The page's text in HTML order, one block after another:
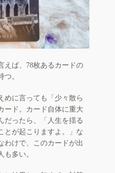
えば、78枚あるカードの
。
めに言っても「少々散ら
ード。カード自体に重大
だったら、「人生を揺る
とが起こりますよ。」な
わけで、このカードが出
も多い。